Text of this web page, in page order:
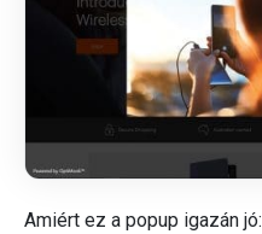
Amiért ez a popup igazán jó: